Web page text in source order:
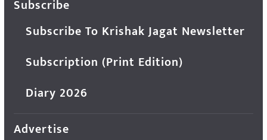
Subscribe
Subscribe To Krishak Jagat Newsletter
Subscription (Print Edition)
Diary 2026
Advertise